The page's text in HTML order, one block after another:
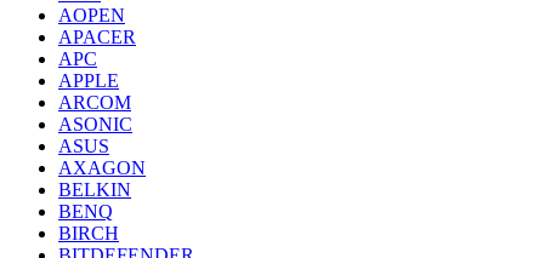
AOPEN
APACER
APC
APPLE
ARCOM
ASONIC
ASUS
AXAGON
BELKIN
BENQ
BIRCH